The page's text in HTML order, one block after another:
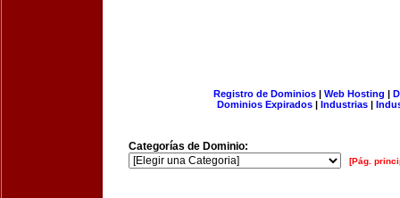
Registro de Dominios| Web Hosting |
Dominios Expirados | Industrias |
Categorías de Dominio:
[Pág.